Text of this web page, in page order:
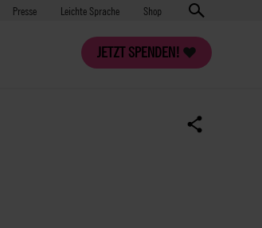
Presse
Presse Leichte Sprache Shop
JETZT SPENDEN!